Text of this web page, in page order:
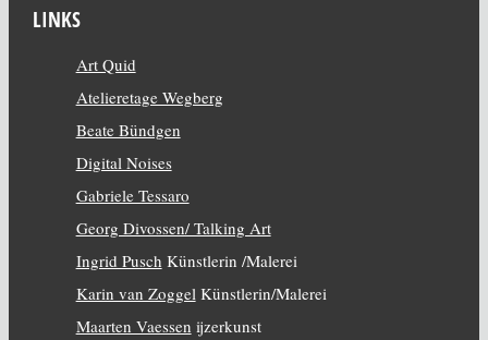
LINKS
Art Quid
Atelieretage Wegberg
Beate Bündgen
Digital Noises
Gabriele Tessaro
Georg Divossen/ Talking Art
Ingrid Pusch Künstlerin /Malerei
Karin van Zoggel Künstlerin/Malerei
Maarten Vaessen ijzerkunst